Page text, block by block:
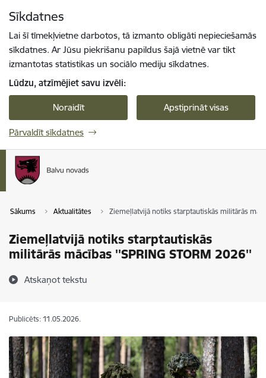
Sīkdatnes
Lai šī tīmekļvietne darbotos, tā izmanto obligāti nepieciešamās
sīkdatnes. Ar Jūsu piekrišanu papildus šajā vietnē var tikt
izmantotas statistikas un sociālo mediju sīkdatnes.
Lūdzu, atzīmējiet savu izvēli:
Noraidīt Apstiprināt visas
Pārvaldīt sīkdatnes
Sākums Aktualitātes Ziemeļlatvijā notiks starptautiskās militārās
Ziemeļlatvijā notiks starptautiskās
militārās mācības ''SPRING STORM 2026''
Atskaņot tekstu
Publicēts: 11.05.2026.